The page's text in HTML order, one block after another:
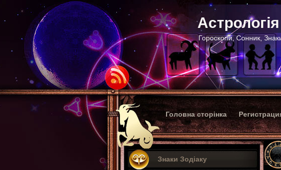
Гороскопи, Сонник,
Головна сторінка
Знаки Зодіаку